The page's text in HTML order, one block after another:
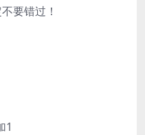
要错过！
1